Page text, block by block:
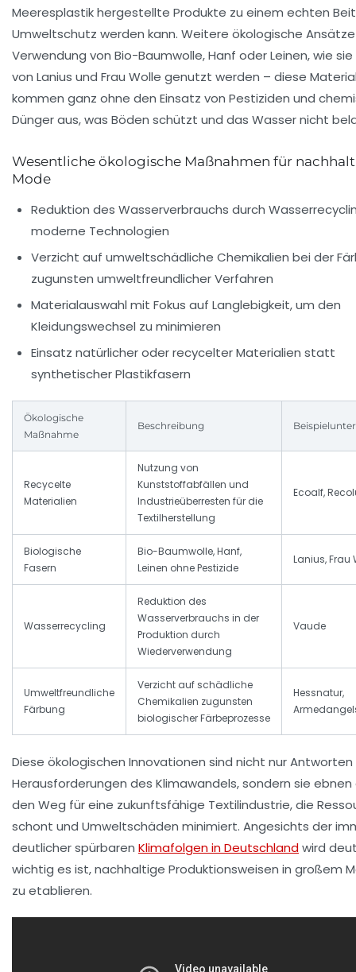
Meeresplastik hergestellte Produkte zu einem echten
Umweltschutz werden kann. Weitere ökologische
Verwendung von Bio-Baumwolle, Hanf oder Leinen, wie
von Lanius und Frau Wolle genutzt werden – diese
kommen ganz ohne den Einsatz von Pestiziden und
Dünger aus, was Böden schützt und das Wasser nicht
Wesentliche ökologische Maßnahmen für
Mode
Reduktion des Wasserverbrauchs durch
moderne Technologien
Verzicht auf umweltschädliche Chemikalien bei der
zugunsten umweltfreundlicher Verfahren
Materialauswahl mit Fokus auf Langlebigkeit, um den
Kleidungswechsel zu minimieren
Einsatz natürlicher oder recycelter Materialien statt
synthetischer Plastikfasern
Ökologische
Maßnahme
Beschreibung
Recycelte
Materialien
Nutzung von
Kunststoffabfällen und
Industrieüberresten für die
Textilherstellung
Ecoalf,
Biologische
Fasern
Bio-Baumwolle, Hanf,
Leinen ohne Pestizide
Lanius, Frau
Wasserrecycling
Reduktion des
Wasserverbrauchs in der
Produktion durch
Wiederverwendung
Vaude
Umweltfreundliche
Färbung
Verzicht auf schädliche
Chemikalien zugunsten
biologischer Färbeprozesse
Hessnatur,
Diese ökologischen Innovationen sind nicht nur
Herausforderungen des Klimawandels, sondern sie ebnen
den Weg für eine zukunftsfähige Textilindustrie, die
schont und Umweltschäden minimiert. Angesichts der
deutlicher spürbaren Klimafolgen in Deutschlandwird
wichtig es ist, nachhaltige Produktionsweisen in großem
zu etablieren.